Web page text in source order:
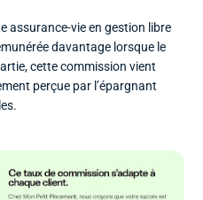
assurance-vie en gestion libre
davantage lorsque le
cette commission vient
perçue par l’épargnant